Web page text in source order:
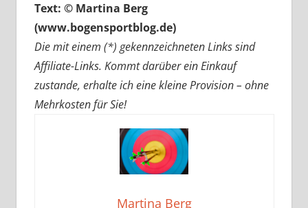
Text: © Martina Berg
(www.bogensportblog.de)
Die mit einem (*) gekennzeichneten Links sind
Affiliate-Links. Kommt darüber ein Einkauf
zustande, erhalte ich eine kleine Provision – ohne
Mehrkosten für Sie!
Martina Berg